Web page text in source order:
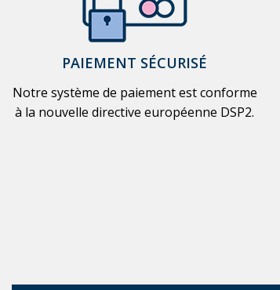
PAIEMENT SÉCURISÉ
Notre système de paiement est conforme
à la nouvelle directive européenne DSP2.